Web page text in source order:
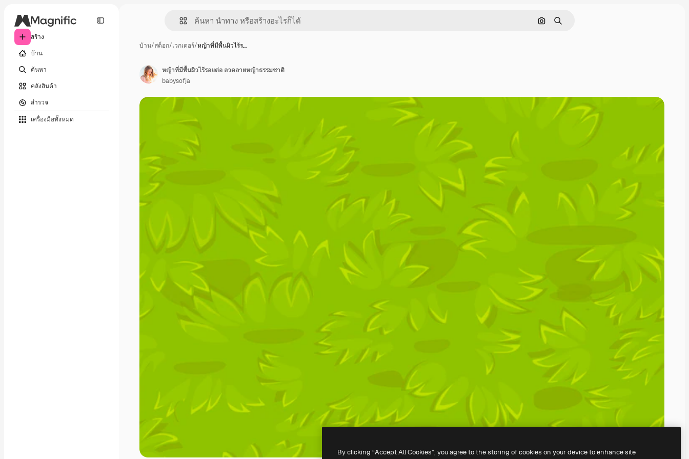
สร้าง
บ้าน
ค้นหา
คลังสินค้า
สำรวจ
เครื่องมือทั้งหมด
ค้นหาตามรูปภาพ
ค้นหา
บ้าน/สต็อก/เวกเตอร์/หญ้าที่มีพื้นผิวไร้ร…
หญ้าที่มีพื้นผิวไร้รอยต่อ ลวดลายหญ้าธรรมชาติ
babysofja
By clicking “Accept All Cookies”, you agree to the storing of cookies on your device to enhance site